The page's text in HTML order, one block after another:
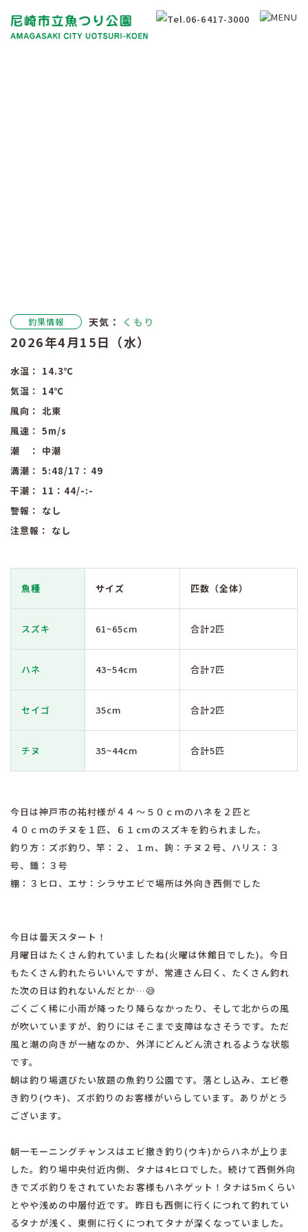
釣果情報 天気： くもり
2026年4月15日（水）
水温： 14.3℃
気温： 14℃
風向：北東
風速：5m/s
潮 ： 中潮
満潮：5:48/17：49
干潮： 11：44/-:-
警報： なし
注意報： なし
魚種 サイズ 匹数（全体）
スズキ 61~65cm 合計2匹
ハネ 43~54cm 合計7匹
セイゴ 35cm 合計2匹
チヌ 35~44cm 合計5匹
今日は神戸市の祐村様が４４〜５０ｃｍのハネを２匹と
４０ｃｍのチヌを１匹、６１cmのスズキを釣られました。
釣り方：ズボ釣り、竿：２、１m、鉤：チヌ２号、ハリス：３
号、錘：３号
棚：３ヒロ、エサ：シラサエビで場所は外向き西側でした
今日は曇天スタート！
月曜日はたくさん釣れていましたね(火曜は休館日でした)。今日
もたくさん釣れたらいいんですが、常連さん曰く、たくさん釣れ
た次の日は釣れないんだとか…😅
ごくごく稀に小雨が降ったり降らなかったり、そして北からの風
が吹いていますが、釣りにはそこまで支障はなさそうです。ただ
風と潮の向きが一緒なのか、外洋にどんどん流されるような状態
です。
朝は釣り場選びたい放題の魚釣り公園です。落とし込み、エビ巻
き釣り(ウキ)、ズボ釣りのお客様がいらしています。ありがとう
ございます。
朝一モーニングチャンスはエビ撒き釣り(ウキ)からハネが上りま
した。釣り場中央付近内側、タナは4ヒロでした。続けて西側外向
きでズボ釣りをされていたお客様もハネゲット！タナは5mくらい
とやや浅めの中層付近です。昨日も西側に行くにつれて釣れてい
るタナが浅く、東側に行くにつれてタナが深くなっていました。